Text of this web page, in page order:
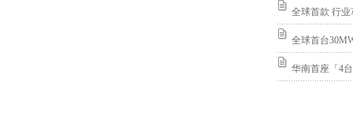
全球首款 行
全球首台
华南首座「4